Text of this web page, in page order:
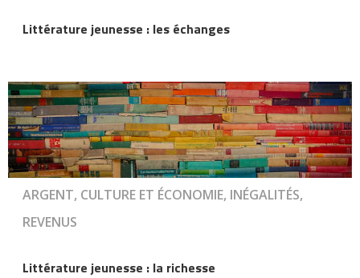
Littérature jeunesse : les échanges
ARGENT, CULTURE ET ÉCONOMIE, INÉGALITÉS,
REVENUS
Littérature jeunesse : la richesse